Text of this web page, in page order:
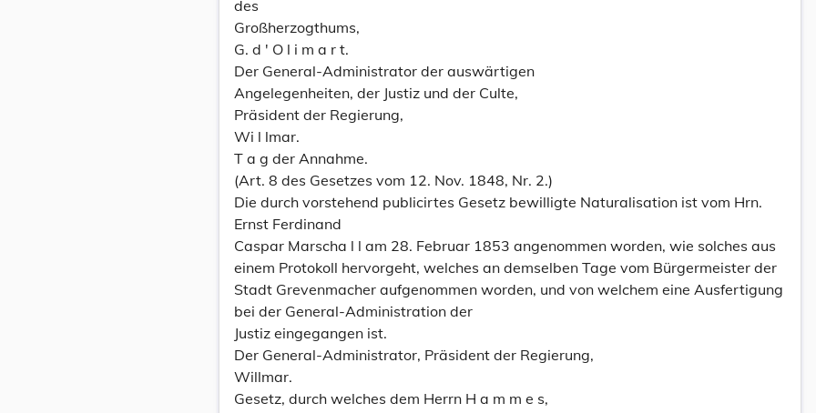
des
Großherzogthums,
G. d ' O l i m a r t.
Der General-Administrator der auswärtigen
Angelegenheiten, der Justiz und der Culte,
Präsident der Regierung,
Wi l lmar.
T a g der Annahme.
(Art. 8 des Gesetzes vom 12. Nov. 1848, Nr. 2.)
Die durch vorstehend publicirtes Gesetz bewilligte Naturalisation ist vom Hrn.
Ernst Ferdinand
Caspar Marscha l l am 28. Februar 1853 angenommen worden, wie solches aus
einem Protokoll hervorgeht, welches an demselben Tage vom Bürgermeister der
Stadt Grevenmacher aufgenommen worden, und von welchem eine Ausfertigung
bei der General-Administration der
Justiz eingegangen ist.
Der General-Administrator, Präsident der Regierung,
Willmar.
Gesetz, durch welches dem Herrn H a m m e s,